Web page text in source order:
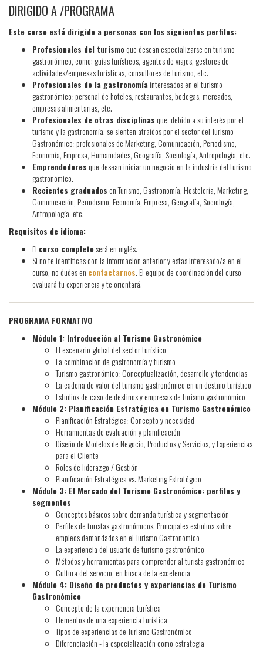
DIRIGIDO A /PROGRAMA
Este curso está dirigido a personas con los siguientes perfiles:
Profesionales del turismo que desean especializarse en turismo
gastronómico, como: guías turísticos, agentes de viajes, gestores de
actividades/empresas turísticas, consultores de turismo, etc.
Profesionales de la gastronomía interesados en el turismo
gastronómico: personal de hoteles, restaurantes, bodegas, mercados,
empresas alimentarias, etc.
Profesionales de otras disciplinas que, debido a su interés por el
turismo y la gastronomía, se sienten atraídos por el sector del Turismo
Gastronómico: profesionales de Marketing, Comunicación, Periodismo,
Economía, Empresa, Humanidades, Geografía, Sociología, Antropología, etc.
Emprendedores que desean iniciar un negocio en la industria del turismo
gastronómico.
Recientes graduados en Turismo, Gastronomía, Hostelería, Marketing,
Comunicación, Periodismo, Economía, Empresa, Geografía, Sociología,
Antropología, etc.
Requisitos de idioma:
El curso completoserá en inglés.
Si no te identificas con la información anterior y estás interesado/a en el
curso, no dudes en contactarnos. El equipo de coordinación del curso
evaluará tu experiencia y te orientará.
PROGRAMA FORMATIVO
Módulo 1: Introducción al Turismo Gastronómico
El escenario global del sector turístico
La combinación de gastronomía y turismo
Turismo gastronómico: Conceptualización, desarrollo y tendencias
La cadena de valor del turismo gastronómico en un destino turístico
Estudios de caso de destinos y empresas de turismo gastronómico
Módulo 2: Planificación Estratégica en Turismo Gastronómico
Planificación Estratégica: Concepto y necesidad
Herramientas de evaluación y planificación
Diseño de Modelos de Negocio, Productos y Servicios, y Experiencias
para el Cliente
Roles de liderazgo / Gestión
Planificación Estratégica vs. Marketing Estratégico
Módulo 3: El Mercado del Turismo Gastronómico: perfiles y
segmentos
Conceptos básicos sobre demanda turística y segmentación
Perfiles de turistas gastronómicos. Principales estudios sobre
empleos demandados en el Turismo Gastronómico
La experiencia del usuario de turismo gastronómico
Métodos y herramientas para comprender al turista gastronómico
Cultura del servicio, en busca de la excelencia
Módulo 4: Diseño de productos y experiencias de Turismo
Gastronómico
Concepto de la experiencia turística
Elementos de una experiencia turística
Tipos de experiencias de Turismo Gastronómico
Diferenciación - la especialización como estrategia